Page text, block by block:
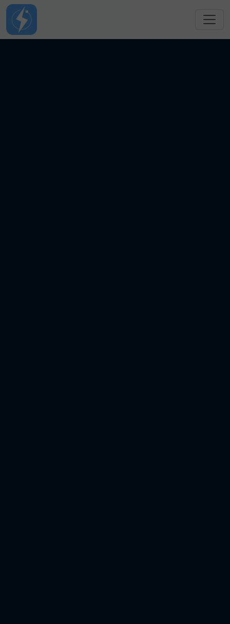
跳转到主要内容